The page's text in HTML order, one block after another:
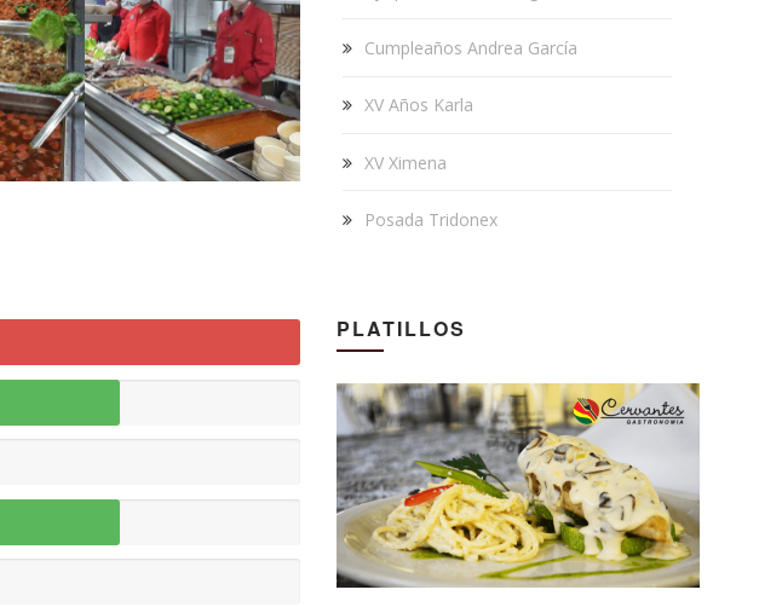
Cumpleaños Andrea García
XV Años Karla
XV Ximena
Posada Tridonex
PLATILLOS